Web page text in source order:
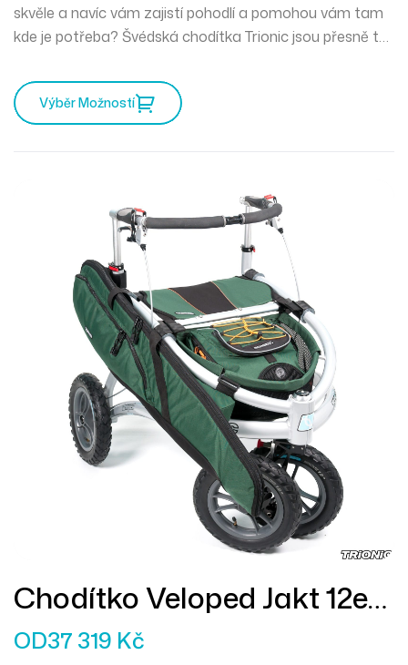
skvěle a navíc vám zajistí pohodlí a pomohou vám tam
kde je potřeba? Švédská chodítka Trionic jsou přesně to
vyrazit kamkoliv zajakéhokoliv počasí.
Výběr Možností
Chodítko Veloped Jakt 12er
L
OD37 319 Kč